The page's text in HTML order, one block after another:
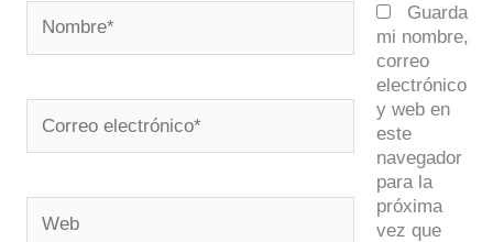
electrónico*
Guarda
mi nombre,
correo
electrónico
y web en
este
navegador
para la
próxima
vez que